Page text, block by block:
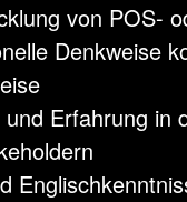
von POS-
Denkweise
Erfahrung in